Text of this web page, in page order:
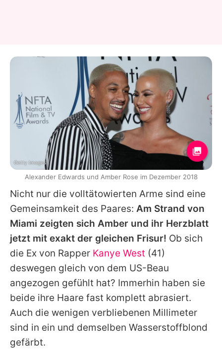
Nicht nur die volltätowierten Arme sind eine
Gemeinsamkeit des Paares: Am Strand von
Miami zeigten sich Amber und ihr Herzblatt
jetzt mit exakt der gleichen Frisur! Ob sich
die Ex von Rapper Kanye West (41)
deswegen gleich von dem US-Beau
angezogen gefühlt hat? Immerhin haben sie
beide ihre Haare fast komplett abrasiert.
Auch die wenigen verbliebenen Millimeter
sind in ein und demselben Wasserstoffblond
gefärbt.
Getty Images
Alexander Edwards und Amber Rose im Dezember 2018